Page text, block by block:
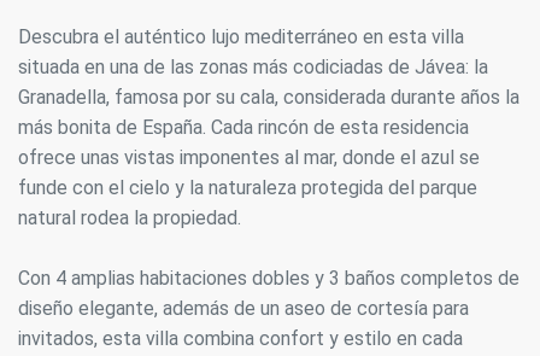
Descubra el auténtico lujo mediterráneo en esta villa
situada en una de las zonas más codiciadas de Jávea: la
Granadella, famosa por su cala, considerada durante años la
más bonita de España. Cada rincón de esta residencia
ofrece unas vistas imponentes al mar, donde el azul se
funde con el cielo y la naturaleza protegida del parque
natural rodea la propiedad.
Con 4 amplias habitaciones dobles y 3 baños completos de
diseño elegante, además de un aseo de cortesía para
invitados, esta villa combina confort y estilo en cada